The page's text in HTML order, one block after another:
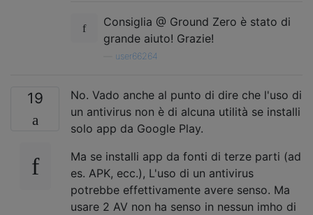
Consiglia @ Ground Zero è stato di
grande aiuto! Grazie!
user66264
19
No. Vado anche al punto di dire che l'uso di
un antivirus non è di alcuna utilità se installi
solo app da Google Play.
Ma se installi app da fonti di terze parti (ad
es. APK, ecc.), L'uso di un antivirus
potrebbe effettivamente avere senso. Ma
usare 2 AV non ha senso in nessun imho di